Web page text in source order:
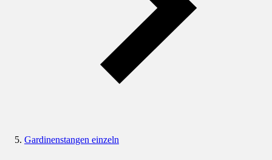
Gardinenstangen einzeln